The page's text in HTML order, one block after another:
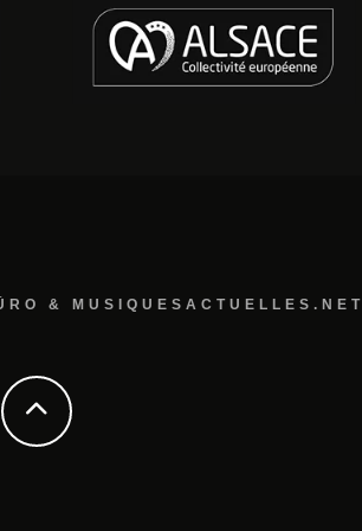
& MUSIQUESACTUELLES.NET